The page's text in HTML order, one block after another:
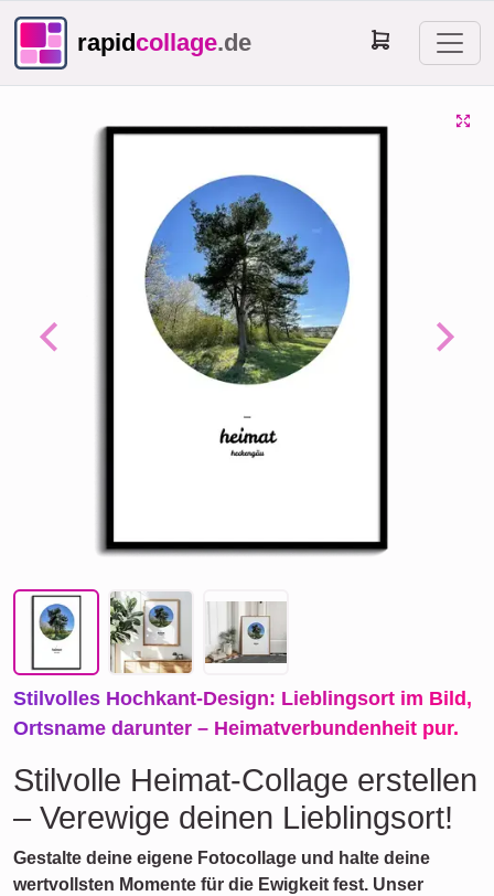
rapidcollage.de
Previous Next
Stilvolles Hochkant-Design: Lieblingsort im Bild,
Ortsname darunter – Heimatverbundenheit pur.
Stilvolle Heimat-Collage erstellen
– Verewige deinen Lieblingsort!
Gestalte deine eigene Fotocollage und halte deine
wertvollsten Momente für die Ewigkeit fest. Unser